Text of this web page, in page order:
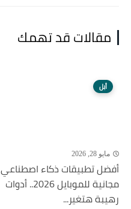
مقالات قد تهمك
أبل
مايو 28, 2026
أفضل تطبيقات ذكاء اصطناعي
مجانية للموبايل 2026.. أدوات
رهيبة هتغير...